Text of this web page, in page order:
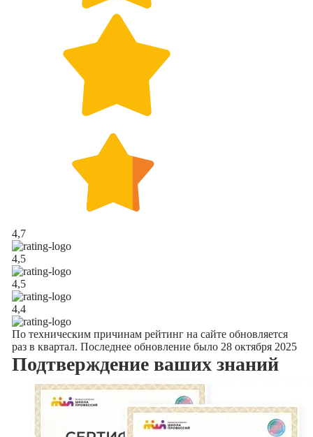
4,7
4,5
4,5
4,4
По техническим причинам рейтинг на сайте обновляется
раз в квартал. Последнее обновление было 28 октября 2025
Подтверждение ваших знаний